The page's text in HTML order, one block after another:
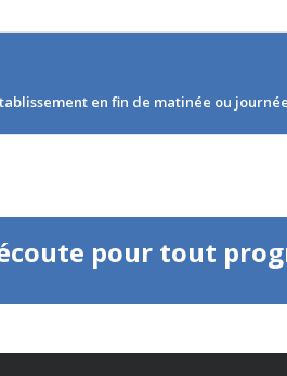
en fin de matinée ou
pour tout